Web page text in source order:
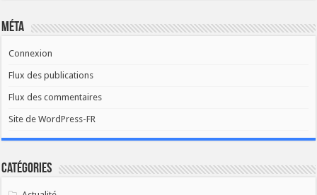
Méta
Connexion
Flux des publications
Flux des commentaires
Site de WordPress-FR
Catégories